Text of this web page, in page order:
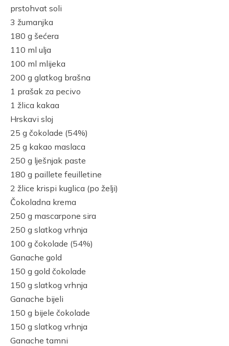
prstohvat soli
3 žumanjka
180 g šećera
110 ml ulja
100 ml mlijeka
200 g glatkog brašna
1 prašak za pecivo
1 žlica kakaa
Hrskavi sloj
25 g čokolade (54%)
25 g kakao maslaca
250 g lješnjak paste
180 g paillete feuilletine
2 žlice krispi kuglica (po želji)
Čokoladna krema
250 g mascarpone sira
250 g slatkog vrhnja
100 g čokolade (54%)
Ganache gold
150 g gold čokolade
150 g slatkog vrhnja
Ganache bijeli
150 g bijele čokolade
150 g slatkog vrhnja
Ganache tamni